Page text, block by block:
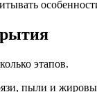
этапов.
пыли и